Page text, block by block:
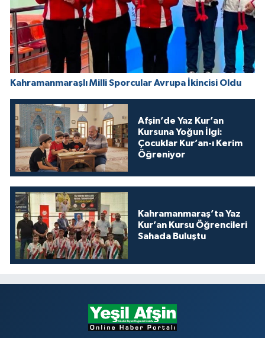
Kahramanmaraşlı Milli Sporcular Avrupa İkincisi Oldu
Afşin’de Yaz Kur’an
Kursuna Yoğun İlgi:
Çocuklar Kur’an-ı Kerim
Öğreniyor
Kahramanmaraş’ta Yaz
Kur’an Kursu Öğrencileri
Sahada Buluştu